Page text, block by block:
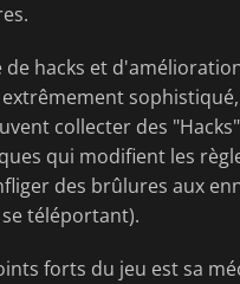
de hacks et
collecter des
qui modifient les
des brûlures aux
téléportant).
forts du jeu est sa